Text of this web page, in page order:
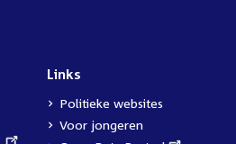
Links
Politieke websites
Voor jongeren